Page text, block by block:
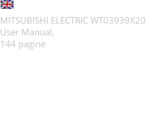
MITSUBISHI ELECTRIC WT03939X20
User Manual,
144 pagine